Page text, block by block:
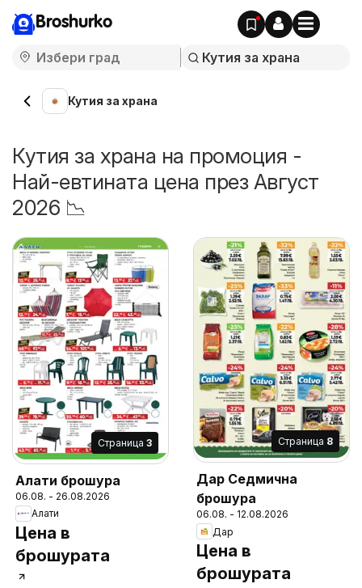
Broshurko
Кутия за храна
Кутия за храна на промоция -
Най-евтината цена през Август
2026 📉
Cтраница 3
Алати брошура
06.08. - 26.08.2026
Алати
Цена в
брошурата
Cтраница 8
Дар Седмична
брошура
06.08. - 12.08.2026
Дар
Цена в
брошурата